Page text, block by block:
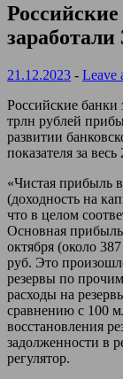
21.12.2023 - Leave
Российские банки
трлн рублей
развитии
показателя за
«Чистая прибыль
(доходность на
что в целом
Основная прибыль
октября (около
руб. Это
резервы по
расходы на
сравнению с 100
восстановления
задолженности в
регулятор.